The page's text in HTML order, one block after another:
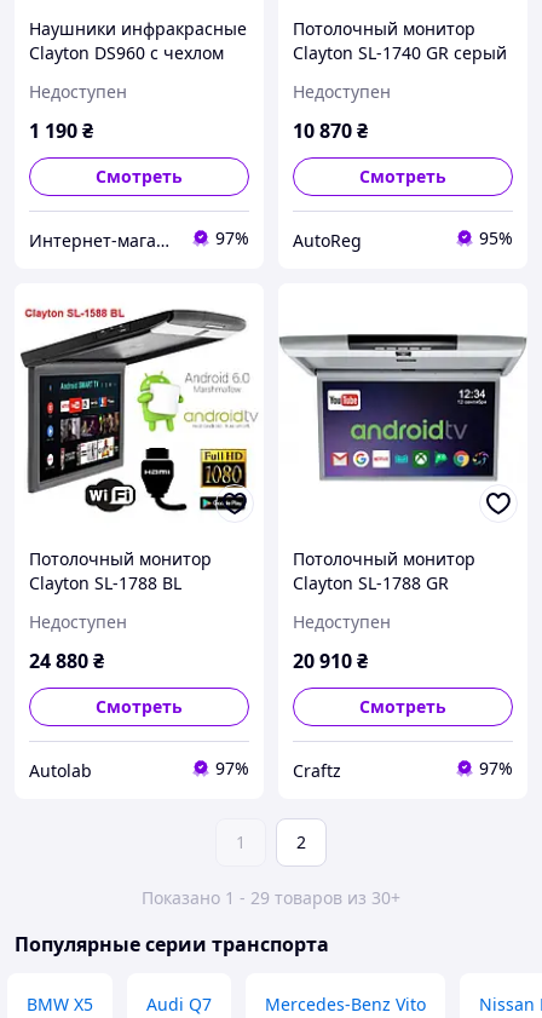
Наушники инфракрасные
Clayton DS960 с чехлом
Недоступен
1 190₴
Смотреть
Интернет-магазин "Автоконтинент" 97%
Потолочный монитор
Clayton SL-1740 GR серый
Недоступен
10 870₴
Смотреть
AutoReg 95%
Потолочный монитор
Clayton SL-1788 BL
Недоступен
24 880₴
Смотреть
Autolab 97%
Потолочный монитор
Clayton SL-1788 GR
Недоступен
20 910₴
Смотреть
Craftz 97%
1 2
Показано 1 - 29 товаров из 30+
Популярные серии транспорта
BMW X5 Audi Q7 Mercedes-Benz Vito Nissan